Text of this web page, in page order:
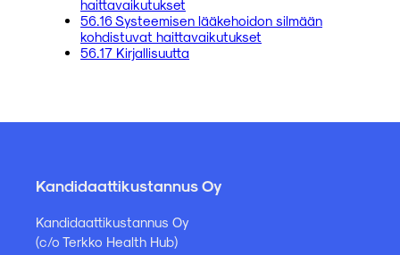
haittavaikutukset
56.16 Systeemisen lääkehoidon silmään
kohdistuvat haittavaikutukset
56.17 Kirjallisuutta
Kandidaattikustannus Oy
Kandidaattikustannus Oy
(c/o Terkko Health Hub)